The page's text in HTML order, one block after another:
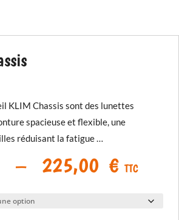
KLIM Chassis sont des lunettes
spacieuse et flexible, une
réduisant la fatigue …
– 225,00 € Plage
de
prix :
TTC